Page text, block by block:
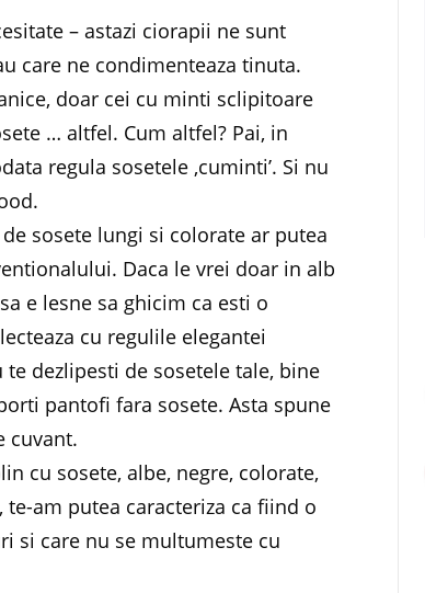
– astazi ciorapii ne sunt
care ne condimenteaza tinuta.
doar cei cu minti sclipitoare
… altfel. Cum altfel? Pai, in
regula sosetele ‚cuminti’. Si nu
sosete lungi si colorate ar putea
Daca le vrei doar in alb
e lesne sa ghicim ca esti o
cu regulile elegantei
dezlipesti de sosetele tale, bine
pantofi fara sosete. Asta spune
cuvant.
cu sosete, albe, negre, colorate,
am putea caracteriza ca fiind o
si care nu se multumeste cu